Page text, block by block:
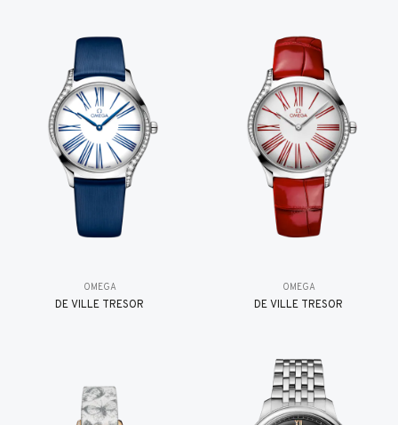
OMEGA
DE VILLE TRESOR
OMEGA
DE VILLE TRESOR